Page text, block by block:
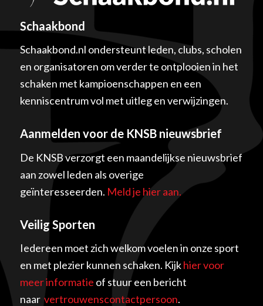
Schaakbond
Schaakbond.nl ondersteunt leden, clubs, scholen
en organisatoren om verder te ontplooien in het
schaken met kampioenschappen en een
kenniscentrum vol met uitleg en verwijzingen.
Aanmelden voor de KNSB nieuwsbrief
De KNSB verzorgt een maandelijkse nieuwsbrief
aan zowel leden als overige
geïnteresseerden. Meld je hier aan.
Veilig Sporten
Iedereen moet zich welkom voelen in onze sport
en met plezier kunnen schaken. Kijkhier voor
meer informatie of stuur een bericht
naar vertrouwenscontactpersoon.